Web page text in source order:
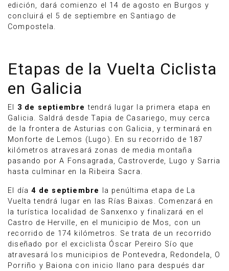
edición, dará comienzo el 14 de agosto en Burgos y
concluirá el 5 de septiembre en Santiago de
Compostela.
Etapas de la Vuelta Ciclista
en Galicia
El 3 de septiembre tendrá lugar la primera etapa en
Galicia. Saldrá desde Tapia de Casariego, muy cerca
de la frontera de Asturias con Galicia, y terminará en
Monforte de Lemos (Lugo). En su recorrido de 187
kilómetros atravesará zonas de media montaña
pasando por A Fonsagrada, Castroverde, Lugo y Sarria
hasta culminar en la Ribeira Sacra.
El día4 de septiembre
la penúltima etapa de La
Vuelta tendrá lugar en las Rías Baixas. Comenzará en
la turística localidad de Sanxenxo y finalizará en el
Castro de Herville, en el municipio de Mos, con un
recorrido de 174 kilómetros. Se trata de un recorrido
diseñado por el exciclista Óscar Pereiro Sío que
atravesará los municipios de Pontevedra, Redondela, O
Porriño y Baiona con inicio llano para después dar